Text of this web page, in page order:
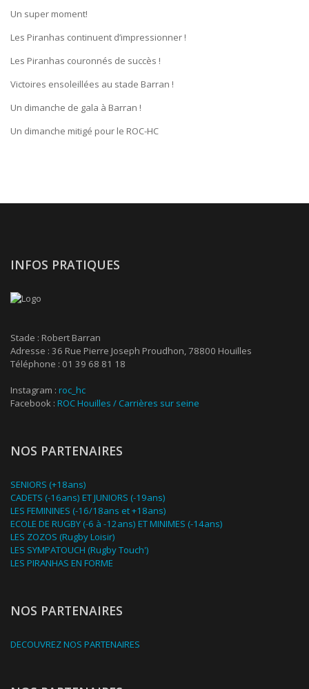
Un super moment!
Les Piranhas continuent d’impressionner !
Les Piranhas couronnés de succès !
Victoires ensoleillées au stade Barran !
Un dimanche de gala à Barran !
Un dimanche mitigé pour le ROC-HC
INFOS PRATIQUES
Stade : Robert Barran
Adresse : 36 Rue Pierre Joseph Proudhon, 78800 Houilles
Téléphone : 01 39 68 81 18
Instagram : roc_hc
Facebook : ROC Houilles / Carrières sur seine
NOS PARTENAIRES
SENIORS (+18ans)
CADETS (-16ans) ET JUNIORS (-19ans)
LES FEMININES (-16/18ans et +18ans)
ECOLE DE RUGBY (-6 à -12ans) ET MINIMES (-14ans)
LES ZOZOS (Rugby Loisir)
LES SYMPATOUCH (Rugby Touch')
LES PIRANHAS EN FORME
NOS PARTENAIRES
DECOUVREZ NOS PARTENAIRES